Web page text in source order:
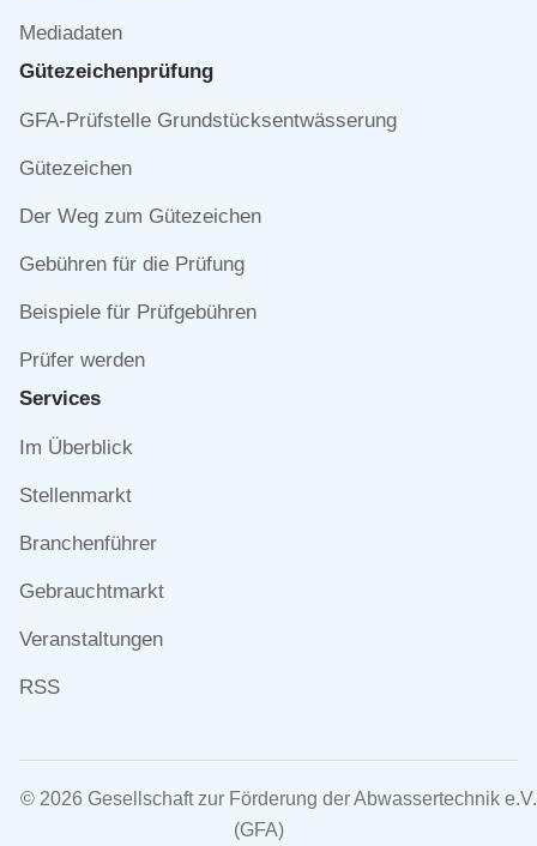
Mediadaten
Gütezeichen­prüfung
Navigation
GFA-Prüfstelle Grundstücksentwässerung
Gütezeichen
Der Weg zum Gütezeichen
Gebühren für die Prüfung
Beispiele für Prüfgebühren
Prüfer werden
Services
Navigation
Im Überblick
Stellenmarkt
Branchenführer
Gebrauchtmarkt
Veranstaltungen
RSS
© 2026 Gesellschaft zur Förderung der Abwassertechnik e.V.
(GFA)